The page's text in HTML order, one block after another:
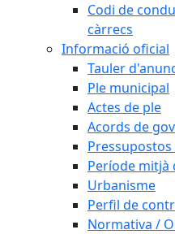
Codi de
càrrecs
Informació oficial
Tauler
Ple municipal
Actes de ple
Acords de
Període mitjà
Urbanisme
Perfil de
Normativa /